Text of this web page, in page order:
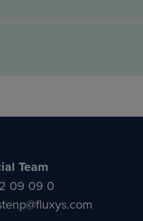
Team
09 09 0